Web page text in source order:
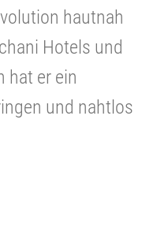
hautnah
Hotels und
hat er ein
und nahtlos